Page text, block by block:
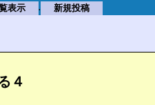
表示 . 新規投稿
４